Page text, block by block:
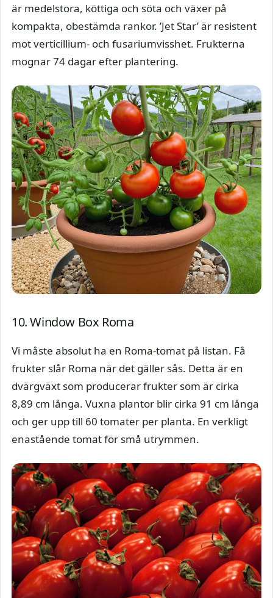
är medelstora, köttiga och söta och växer på
kompakta, obestämda rankor. ’Jet Star’ är resistent
mot verticillium- och fusariumvisshet. Frukterna
mognar 74 dagar efter plantering.
10. Window Box Roma
Vi måste absolut ha en Roma-tomat på listan. Få
frukter slår Roma när det gäller sås. Detta är en
dvärgväxt som producerar frukter som är cirka
8,89 cm långa. Vuxna plantor blir cirka 91 cm långa
och ger upp till 60 tomater per planta. En verkligt
enastående tomat för små utrymmen.